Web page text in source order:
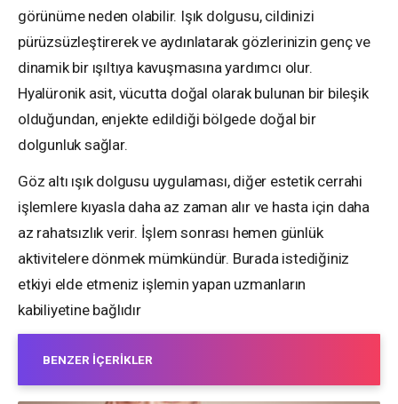
görünüme neden olabilir. Işık dolgusu, cildinizi
pürüzsüzleştirerek ve aydınlatarak gözlerinizin genç ve
dinamik bir ışıltıya kavuşmasına yardımcı olur.
Hyalüronik asit, vücutta doğal olarak bulunan bir bileşik
olduğundan, enjekte edildiği bölgede doğal bir
dolgunluk sağlar.
Göz altı ışık dolgusu uygulaması, diğer estetik cerrahi
işlemlere kıyasla daha az zaman alır ve hasta için daha
az rahatsızlık verir. İşlem sonrası hemen günlük
aktivitelere dönmek mümkündür. Burada istediğiniz
etkiyi elde etmeniz işlemin yapan uzmanların
kabiliyetine bağlıdır
BENZER İÇERIKLER